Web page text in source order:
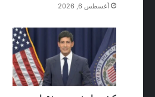
أغسطس 6, 2026